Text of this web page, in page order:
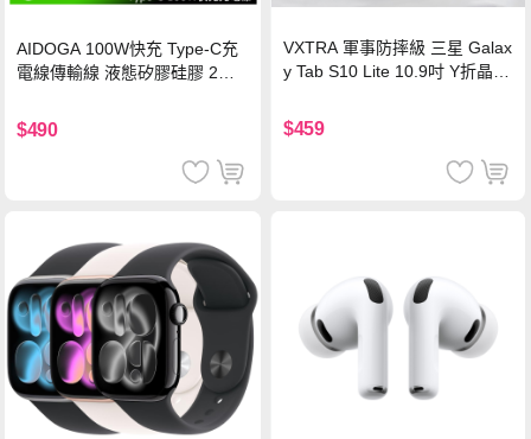
AIDOGA 100W快充 Type-C充
電線傳輸線 液態矽膠硅膠 2M
$490
VXTRA 軍事防摔級 三星 Galax
y Tab S10 Lite 10.9吋 Y折晶透
$459